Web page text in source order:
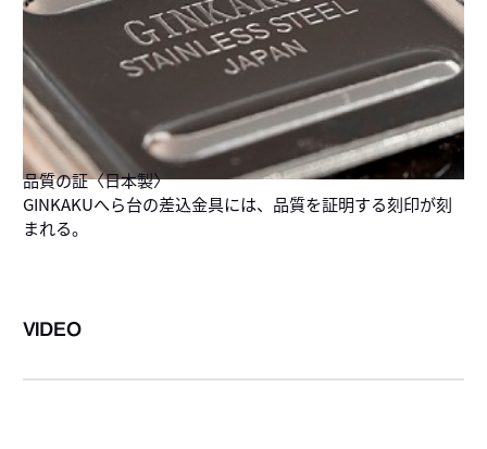
品質の証〈日本製〉
GINKAKUへら台の差込金具には、品質を証明する刻印が刻
まれる。
VIDEO